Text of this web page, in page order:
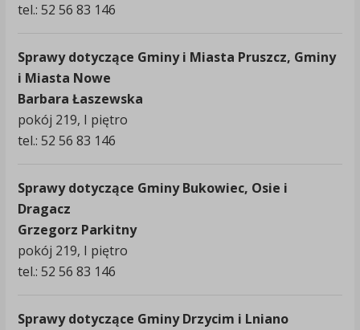
tel.: 52 56 83 146
Sprawy dotyczące Gminy i Miasta Pruszcz, Gminy
i Miasta Nowe
Barbara Łaszewska
pokój 219, I piętro
tel.: 52 56 83 146
Sprawy dotyczące Gminy Bukowiec, Osie i
Dragacz
Grzegorz Parkitny
pokój 219, I piętro
tel.: 52 56 83 146
Sprawy dotyczące Gminy Drzycim i Lniano